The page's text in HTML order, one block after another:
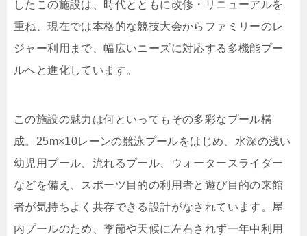
したこの施設は、時代とともに改修・リニューアルを
重ね、現在では本格的な競技大会からファミリーのレ
ジャー利用まで、幅広いニーズに対応する多機能プー
ルへと進化しています。
この施設の魅力は何といってもその多彩なプール構
成。25m×10レーンの競泳プールをはじめ、水深の浅い
幼児用プール、流れるプール、ウォータースライダー
などを備え、スポーツ目的の利用者と遊び目的の来館
者が気持ちよく共存できる設計がなされています。屋
内プールのため、季節や天候に左右されず一年中利用